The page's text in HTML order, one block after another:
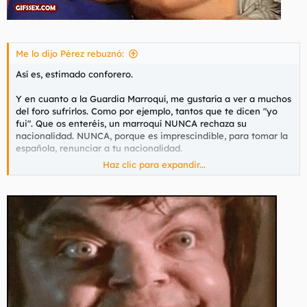
Me lo dijo Pérez rebuznó:
Así es, estimado conforero.
Y en cuanto a la Guardia Marroquí, me gustaría a ver a muchos
del foro sufrirlos. Como por ejemplo, tantos que te dicen "yo
fui". Que os enteréis, un marroquí NUNCA rechaza su
nacionalidad. NUNCA, porque es imprescindible, para tomar la
española, renunciar a tu nacionalidad.
Y lo digo mientras oigo a una nazifeminista echar una bronca
Haz clic para expandir...